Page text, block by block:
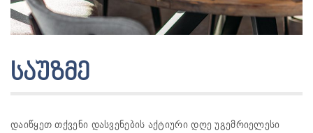
საუზმე
დაიწყეთ თქვენი დასვენების აქტიური დღე უგემრიელესი